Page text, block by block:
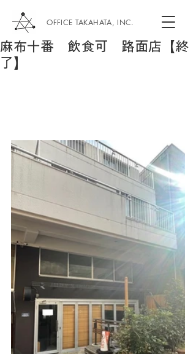
OFFICE TAKAHATA, INC.
麻布十番 飲食可 路面店【終
了】